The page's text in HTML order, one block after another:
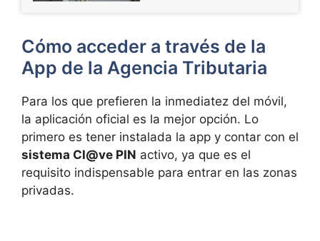
Cómo acceder a través de la
App de la Agencia Tributaria
Para los que prefieren la inmediatez del móvil,
la aplicación oficial es la mejor opción. Lo
primero es tener instalada la app y contar con el
sistema Cl@ve PIN activo, ya que es el
requisito indispensable para entrar en las zonas
privadas.